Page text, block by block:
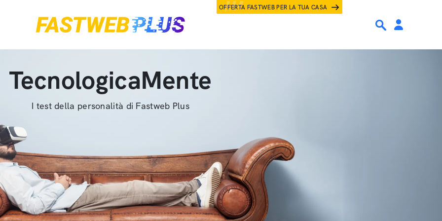
OFFERTA FASTWEB PER LA TUA CASA
TecnologicaMente
I test della personalità di Fastweb Plus